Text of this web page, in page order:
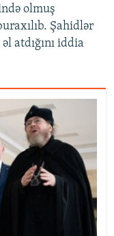
olmuş
Şahidlər
atdığını iddia